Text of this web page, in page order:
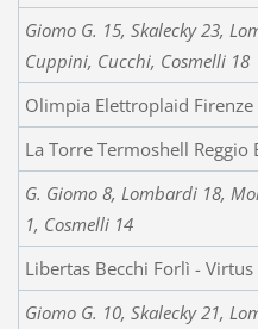
Giomo G. 15, Skalecky 23,
Cuppini, Cucchi, Cosmelli 18
Olimpia Elettroplaid
La Torre Termoshell
G. Giomo 8, Lombardi 18,
1, Cosmelli 14
Libertas Becchi Forlì -
Giomo G. 10, Skalecky 21,